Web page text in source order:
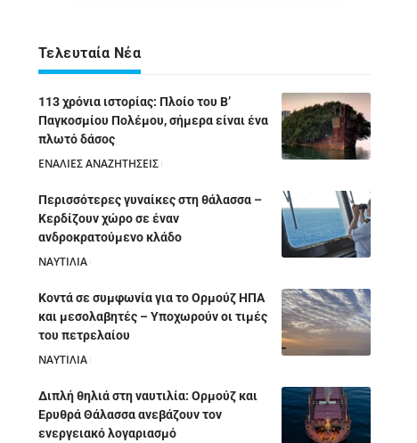
Τελευταία Νέα
113 χρόνια ιστορίας: Πλοίο του Β’
Παγκοσμίου Πολέμου, σήμερα είναι ένα
πλωτό δάσος
ΕΝΑΛΙΕΣ ΑΝΑΖΗΤΗΣΕΙΣ
Περισσότερες γυναίκες στη θάλασσα –
Κερδίζουν χώρο σε έναν
ανδροκρατούμενο κλάδο
ΝΑΥΤΙΛΙΑ
Κοντά σε συμφωνία για το Ορμούζ ΗΠΑ
και μεσολαβητές – Υποχωρούν οι τιμές
του πετρελαίου
ΝΑΥΤΙΛΙΑ
Διπλή θηλιά στη ναυτιλία: Ορμούζ και
Ερυθρά Θάλασσα ανεβάζουν τον
ενεργειακό λογαριασμό